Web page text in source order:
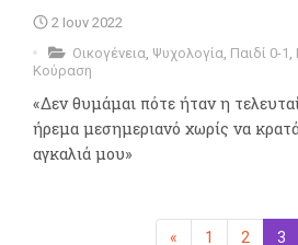
2 Ιουν 2022
Οικογένεια, Ψυχολογία, Παιδί 0-1 ,
Κούραση
«Δεν θυμάμαι πότε ήταν η
ήρεμα μεσημεριανό χωρίς να
αγκαλιά μου»
« Προηγούμενη
1 2 3